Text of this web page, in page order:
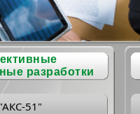
разработки
51"